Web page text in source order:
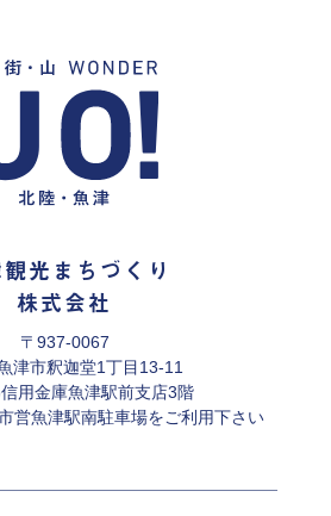
光まちづくり
株式会社
〒937-0067
津市釈迦堂1丁目13-11
用金庫魚津駅前支店3階
営魚津駅南駐車場をご利用下さい